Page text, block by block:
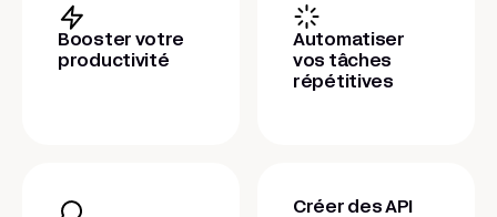
Booster votre
productivité
Automatiser
vos tâches
répétitives
Créer des API